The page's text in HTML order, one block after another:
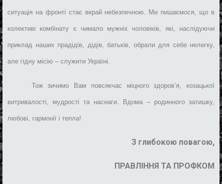
ситуація на фронті стає вкрай небезпечною. Ми пишаємося, що в
колективі комбінату є чимало мужніх чоловіків, які, наслідуючи
приклад наших прадідів, дідів, батьків, обрали для себе нелегку,
але гідну місію – служити Україні.
Тож зичимо Вам повсякчас міцного здоровʼя, козацької
витривалості, мудрості та наснаги. Вдома – родинного затишку,
любові, гармонії і тепла!
З глибокою повагою,
ПРАВЛІННЯ ТА ПРОФКОМ